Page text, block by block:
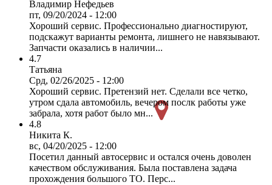
Владимир Нефедьев
пт, 09/20/2024 - 12:00
Хороший сервис. Профессионально диагностируют,
подскажут варианты ремонта, лишнего не навязывают.
Запчасти оказались в наличии...
4.7
Татьяна
Срд, 02/26/2025 - 12:00
Хороший сервис. Претензий нет. Сделали все четко,
утром сдала автомобиль, вечером послк работы уже
забрала, хотя работ было мн...
4.8
Никита К.
вс, 04/20/2025 - 12:00
Посетил данный автосервис и остался очень доволен
качеством обслуживания. Была поставлена задача
прохождения большого ТО. Перс...